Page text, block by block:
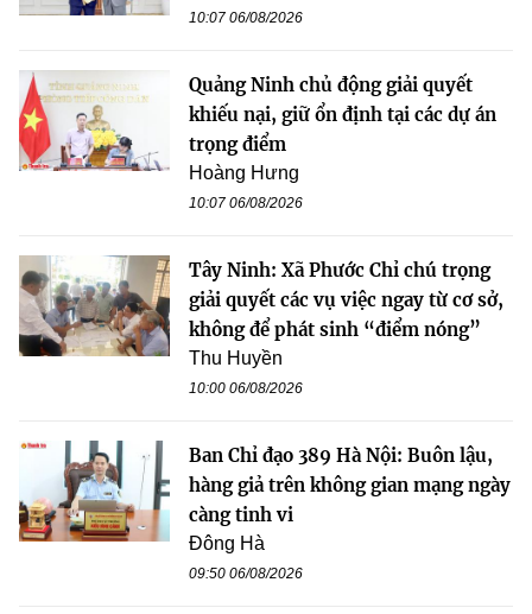
10:07 06/08/2026
Quảng Ninh chủ động giải quyết
khiếu nại, giữ ổn định tại các dự án
trọng điểm
Hoàng Hưng
10:07 06/08/2026
Tây Ninh: Xã Phước Chỉ chú trọng
giải quyết các vụ việc ngay từ cơ sở,
không để phát sinh “điểm nóng”
Thu Huyền
10:00 06/08/2026
Ban Chỉ đạo 389 Hà Nội: Buôn lậu,
hàng giả trên không gian mạng ngày
càng tinh vi
Đông Hà
09:50 06/08/2026